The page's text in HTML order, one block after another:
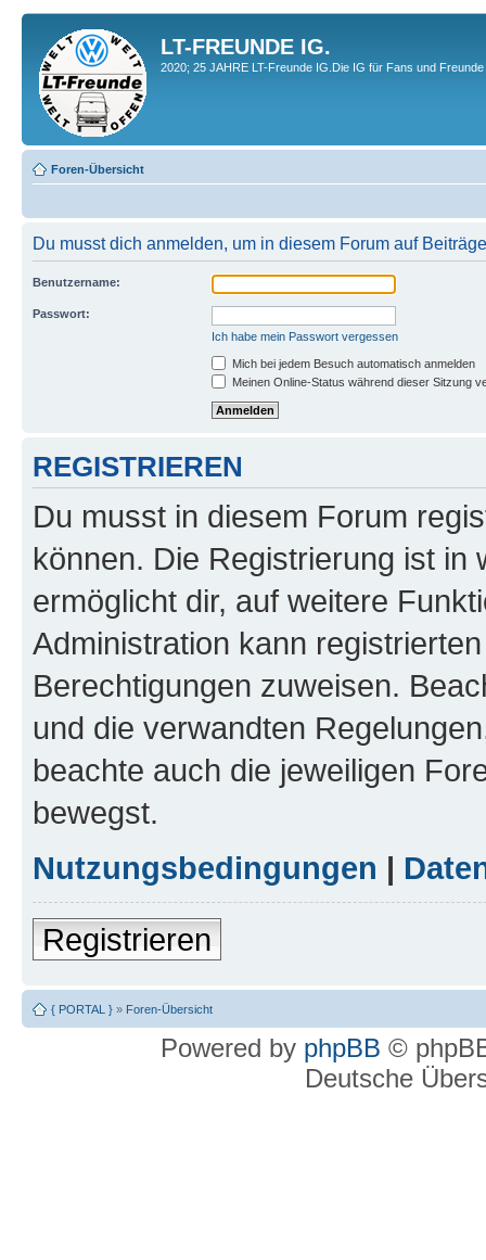
LT-FREUNDE IG.
2020; 25 JAHRE LT-Freunde IG.Die IG für Fans und
Foren-Übersicht
Du musst dich anmelden, um in diesem Forum auf
Benutzername:
Passwort:
Ich habe mein Passwort vergessen
Mich bei jedem Besuch automatisch anmelden
Meinen Online-Status während dieser Sitzung
REGISTRIEREN
Du musst in diesem Forum
können. Die Registrierung ist in
ermöglicht dir, auf weitere
Administration kann
Berechtigungen zuweisen.
und die verwandten
beachte auch die jeweiligen
bewegst.
Nutzungsbedingungen |
Registrieren
{ PORTAL } » Foren-Übersicht
Powered by phpBB ©
Deutsche